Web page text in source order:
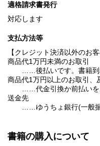
適格請求書発行
対応します
支払方法等
【クレジット決済以外のお客
商品代1万円未満のお取引
……後払いです。書籍到着
商品代1万円以上のお取引、
……代金引換か前払いをお
送金先
……ゆうちょ銀行(一般振
書籍の購入について